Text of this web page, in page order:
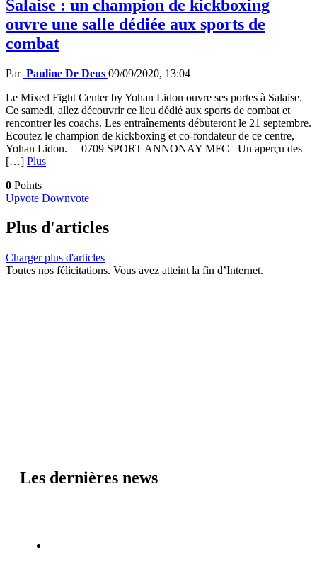
Salaise : un champion de kickboxing
ouvre une salle dédiée aux sports de
combat
Par Pauline De Deus 09/09/2020, 13:04
Le Mixed Fight Center by Yohan Lidon ouvre ses portes à Salaise.
Ce samedi, allez découvrir ce lieu dédié aux sports de combat et
rencontrer les coachs. Les entraînements débuteront le 21 septembre.
Ecoutez le champion de kickboxing et co-fondateur de ce centre,
Yohan Lidon. 0709 SPORT ANNONAY MFC Un aperçu des
[…] Plus
0 Points
Upvote Downvote
Plus d'articles
Charger plus d'articles
Toutes nos félicitations. Vous avez atteint la fin d’Internet.
Les dernières news